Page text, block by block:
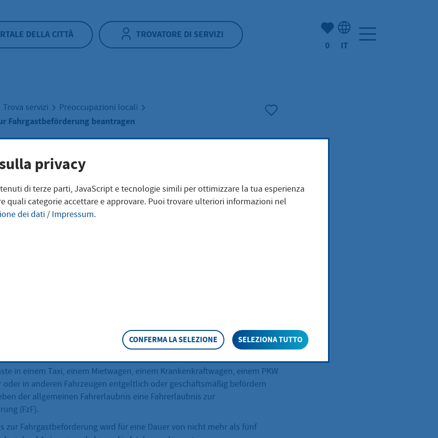
DELLA CITTÀ TROVATORE DI SERVIZI
(Mio) Hofheim:
0 IT
Trova servizi Preoccupazioni locali
Fahrgastbeförderung beantragen
zur
in einem Taxi, einem Mietwagen, einem Krankenkraftwagen, einem PKW
in anderen Fahrzeugen entgeltlich oder geschäftsmäßig befördern
der allgemeinen Fahrerlaubnis eine Fahrerlaubnis zur
in einem Taxi, einem Mietwagen, einem Krankenkraftwagen, einem PKW
oder in anderen Fahrzeugen entgeltlich oder geschäftsmäßig befördern
der allgemeinen Fahrerlaubnis eine Fahrerlaubnis zur
(FzF).
zur Fahrgastbeförderung wird für eine Dauer von nicht mehr als fünf
privacy
di terze parti, JavaScript e tecnologie simili per ottimizzare la tua esperienza
quali categorie accettare e approvare. Puoi trovare ulteriori informazioni nel
dei dati / Impressum.
CONFERMA LA SELEZIONE SELEZIONA TUTTO